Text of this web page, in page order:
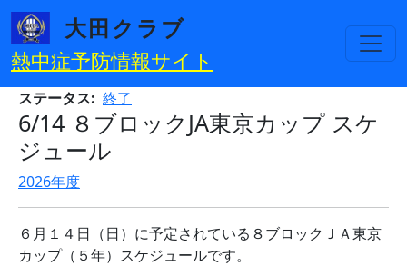
メインコンテンツに移動
大田クラブ
熱中症予防情報サイト
ステータス 終了
6/14 ８ブロックJA東京カップ スケ
ジュール
2026年度
６月１４日（日）に予定されている８ブロックＪＡ東京
カップ（５年）スケジュールです。